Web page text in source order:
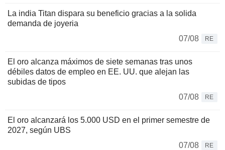
La india Titan dispara su beneficio gracias a la solida
demanda de joyeria
07/08
RE
El oro alcanza máximos de siete semanas tras unos
débiles datos de empleo en EE. UU. que alejan las
subidas de tipos
07/08
RE
El oro alcanzará los 5.000 USD en el primer semestre de
2027, según UBS
07/08
RE